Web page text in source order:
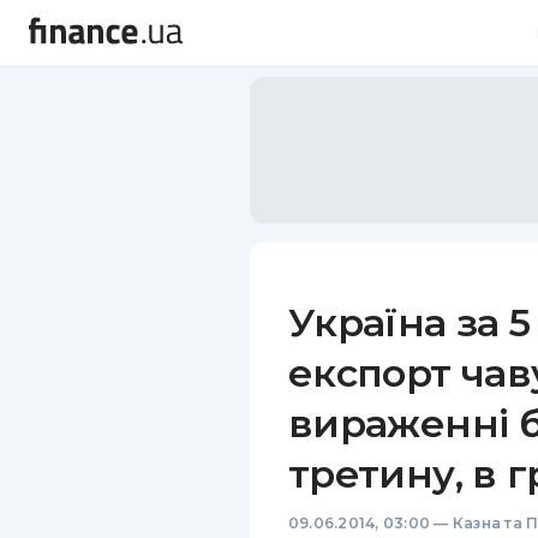
Україна за
експорт
вираженні
третину, в
09.06.2014, 03:00 — Казна та